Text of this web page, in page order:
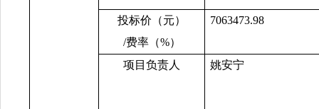
投标价（元）
/费率（%）
7063473.98
项目负责人 姚安宁